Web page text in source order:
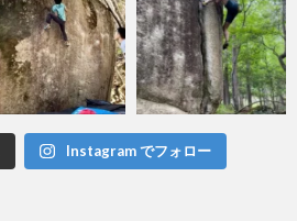
Instagram でフォロー